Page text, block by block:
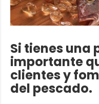
Si tienes una
importante
clientes y
del pescado.